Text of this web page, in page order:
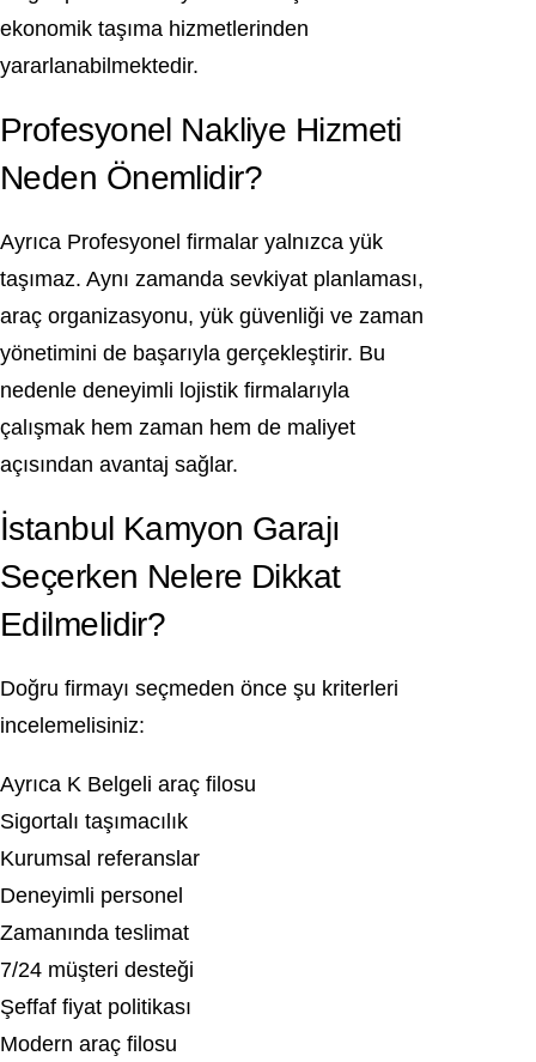
ekonomik taşıma hizmetlerinden
yararlanabilmektedir.
Profesyonel Nakliye Hizmeti
Neden Önemlidir?
Ayrıca Profesyonel firmalar yalnızca yük
taşımaz. Aynı zamanda sevkiyat planlaması,
araç organizasyonu, yük güvenliği ve zaman
yönetimini de başarıyla gerçekleştirir. Bu
nedenle deneyimli lojistik firmalarıyla
çalışmak hem zaman hem de maliyet
açısından avantaj sağlar.
İstanbul Kamyon Garajı
Seçerken Nelere Dikkat
Edilmelidir?
Doğru firmayı seçmeden önce şu kriterleri
incelemelisiniz:
Ayrıca K Belgeli araç filosu
Sigortalı taşımacılık
Kurumsal referanslar
Deneyimli personel
Zamanında teslimat
7/24 müşteri desteği
Şeffaf fiyat politikası
Modern araç filosu